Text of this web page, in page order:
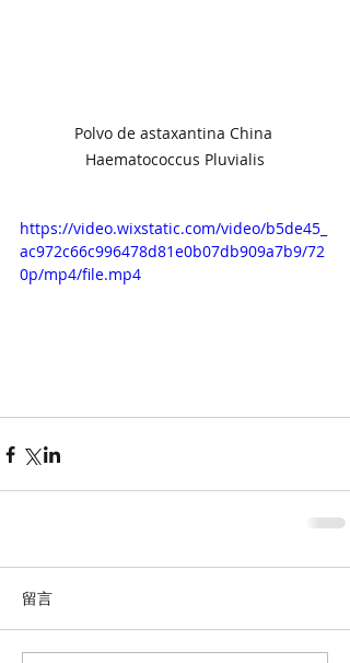
Polvo de astaxantina China
Haematococcus Pluvialis
https://video.wixstatic.com/video/b5de45_
ac972c66c996478d81e0b07db909a7b9/72
0p/mp4/file.mp4
留言